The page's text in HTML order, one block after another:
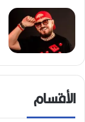
الأقسام